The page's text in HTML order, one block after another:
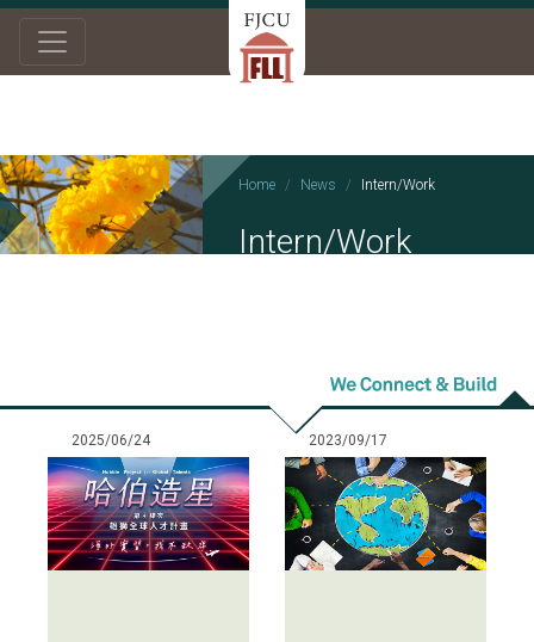
Home News Intern/Work
Intern/Work
2025/06/24 2023/09/17